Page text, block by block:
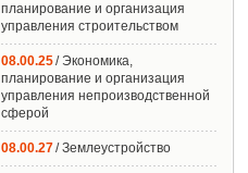
планирование и организация
управления строительством
08.00.25/ Экономика,
планирование и организация
управления непроизводственной
сферой
08.00.27/ Землеустройство